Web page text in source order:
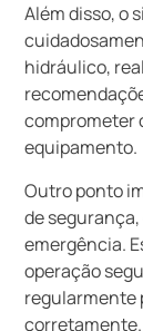
Além disso, o
hidráulico,
comprometer
equipamento.
Outro ponto
de
emergência.
operação
regularmente
corretamente.